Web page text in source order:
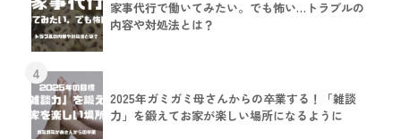
家事代行で働いてみたい。でも怖い…トラブルの
内容や対処法とは？
4
2025年ガミガミ母さんからの卒業する！「雑談
力」を鍛えてお家が楽しい場所になるように